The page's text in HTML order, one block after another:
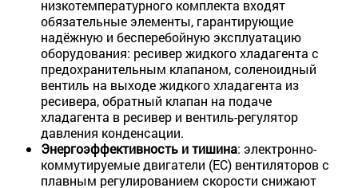
низкотемпературного комплекта входят
обязательные элементы, гарантирующие
надёжную и бесперебойную эксплуатацию
оборудования: ресивер жидкого хладагента с
предохранительным клапаном, соленоидный
вентиль на выходе жидкого хладагента из
ресивера, обратный клапан на подаче
хладагента в ресивер и вентиль-регулятор
давления конденсации.
Энергоэффективность и тишина: электронно-
коммутируемые двигатели (ЕC) вентиляторов с
плавным регулированием скорости снижают